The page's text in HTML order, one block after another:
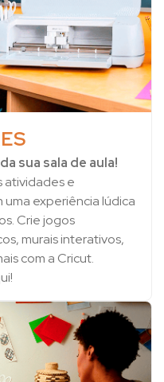
sua sala de aula!
atividades e
experiência lúdica
Crie jogos
murais interativos,
com a Cricut.